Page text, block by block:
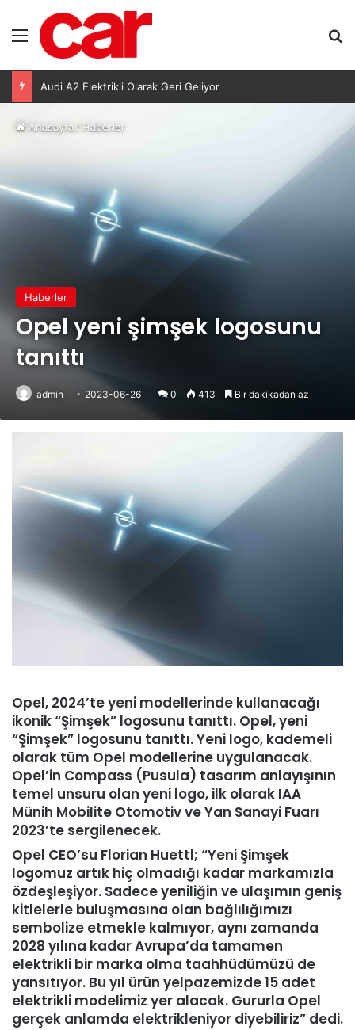
Menü
Audi A2 Elektrikli Olarak Geri Geliyor
Anasayfa /Haberler
Haberler
Opel yeni şimşek logosunu
tanıttı
admin 2023-06-26 0 413 Bir dakikadan az
Opel, 2024’te yeni modellerinde kullanacağı
ikonik “Şimşek” logosunu tanıttı. Opel, yeni
“Şimşek” logosunu tanıttı. Yeni logo, kademeli
olarak tüm Opel modellerine uygulanacak.
Opel’in Compass (Pusula) tasarım anlayışının
temel unsuru olan yeni logo, ilk olarak IAA
Münih Mobilite Otomotiv ve Yan Sanayi Fuarı
2023’te sergilenecek.
Opel CEO’su Florian Huettl; “Yeni Şimşek
logomuz artık hiç olmadığı kadar markamızla
özdeşleşiyor. Sadece yeniliğin ve ulaşımın geniş
kitlelerle buluşmasına olan bağlılığımızı
sembolize etmekle kalmıyor, aynı zamanda
2028 yılına kadar Avrupa’da tamamen
elektrikli bir marka olma taahhüdümüzü de
yansıtıyor. Bu yıl ürün yelpazemizde 15 adet
elektrikli modelimiz yer alacak. Gururla Opel
gerçek anlamda elektrikleniyor diyebiliriz” dedi.